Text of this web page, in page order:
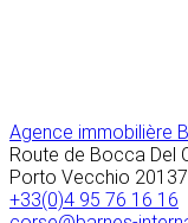
Agence immobilière
Route de Bocca Del
Porto Vecchio 20137
+33(0)4 95 76 16 16